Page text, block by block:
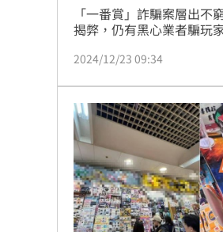
「一番賞」詐騙案層出不
揭弊，仍有黑心業者騙玩
引發網友廣泛討論。一名
次抽獎需花費100元，並
獎。當時有民眾打算包牌
球都抽完後，卻發現根本
2024/12/23 09:34